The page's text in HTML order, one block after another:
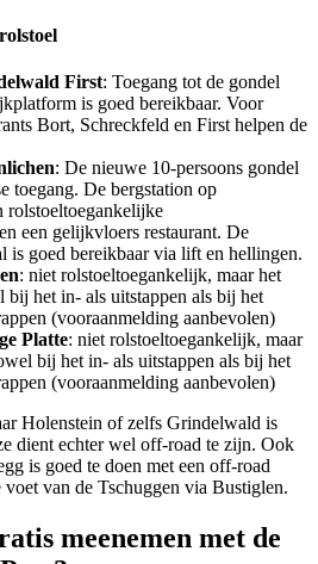
First: Toegang tot de gondel
is goed bereikbaar. Voor
Bort, Schreckfeld en First helpen de
: De nieuwe 10-persoons gondel
toegang. De bergstation op
rolstoeltoegankelijke
een gelijkvloers restaurant. De
is goed bereikbaar via lift en hellingen.
: niet rolstoeltoegankelijk, maar het
bij het in- als uitstappen als bij het
(vooraanmelding aanbevolen)
Platte: niet rolstoeltoegankelijk, maar
bij het in- als uitstappen als bij het
(vooraanmelding aanbevolen)
Holenstein of zelfs Grindelwald is
dient echter wel off-road te zijn. Ook
is goed te doen met een off-road
van de Tschuggen via Bustiglen.
meenemen met de